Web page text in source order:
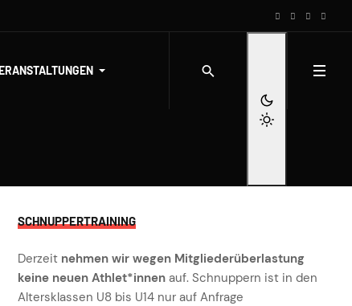
SCHNUPPERTRAINING
Derzeit nehmen wir wegen Mitgliederüberlastung
keine neuen Athlet*innen auf. Schnuppern ist in den
Altersklassen U8 bis U14 nur auf Anfrage